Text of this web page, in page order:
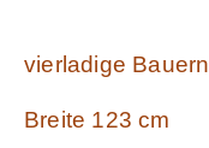
vierladige
Breite 123 cm